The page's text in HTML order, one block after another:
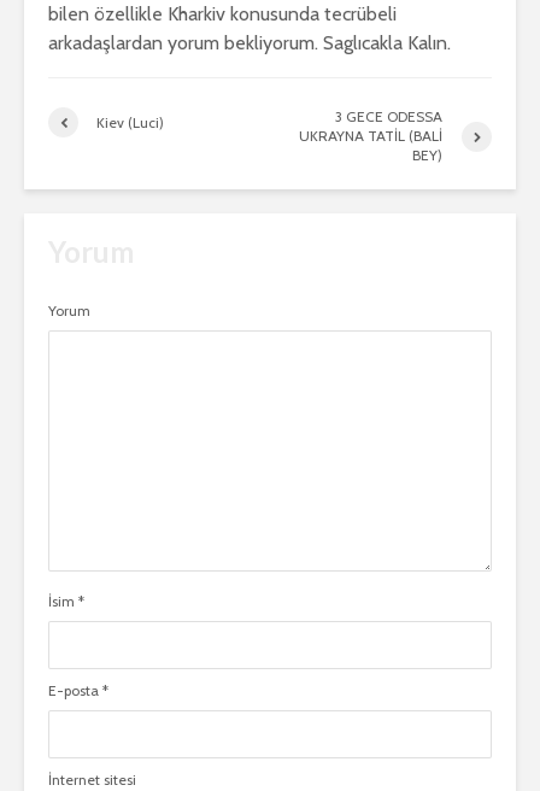
bilen özellikle Kharkiv konusunda tecrübeli
arkadaşlardan yorum bekliyorum. Saglıcakla Kalın.
Kiev (Luci)
3 GECE ODESSA
UKRAYNA TATİL (BALİ
BEY)
Yorum
İsim *
E-posta *
İnternet sitesi